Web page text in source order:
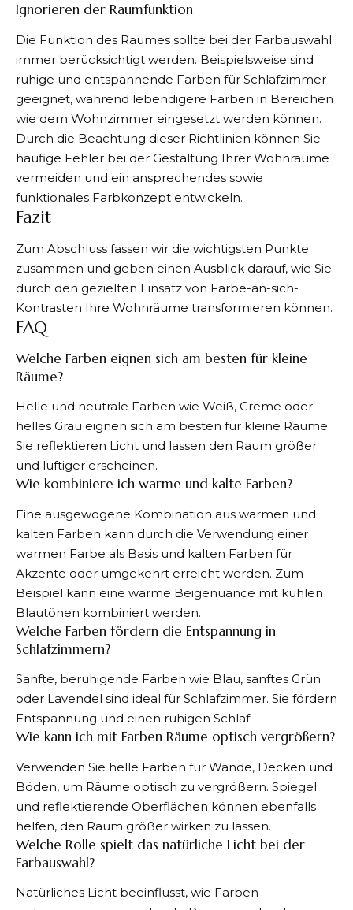
Ignorieren der Raumfunktion
Die Funktion des Raumes sollte bei der Farbauswahl
immer berücksichtigt werden. Beispielsweise sind
ruhige und entspannende Farben für Schlafzimmer
geeignet, während lebendigere Farben in Bereichen
wie dem Wohnzimmer eingesetzt werden können.
Durch die Beachtung dieser Richtlinien können Sie
häufige Fehler bei der Gestaltung Ihrer Wohnräume
vermeiden und ein ansprechendes sowie
funktionales Farbkonzept entwickeln.
Fazit
Zum Abschluss fassen wir die wichtigsten Punkte
zusammen und geben einen Ausblick darauf, wie Sie
durch den gezielten Einsatz von Farbe-an-sich-
Kontrasten Ihre Wohnräume transformieren können.
FAQ
Welche Farben eignen sich am besten für kleine
Räume?
Helle und neutrale Farben wie Weiß, Creme oder
helles Grau eignen sich am besten für kleine Räume.
Sie reflektieren Licht und lassen den Raum größer
und luftiger erscheinen.
Wie kombiniere ich warme und kalte Farben?
Eine ausgewogene Kombination aus warmen und
kalten Farben kann durch die Verwendung einer
warmen Farbe als Basis und kalten Farben für
Akzente oder umgekehrt erreicht werden. Zum
Beispiel kann eine warme Beigenuance mit kühlen
Blautönen kombiniert werden.
Welche Farben fördern die Entspannung in
Schlafzimmern?
Sanfte, beruhigende Farben wie Blau, sanftes Grün
oder Lavendel sind ideal für Schlafzimmer. Sie fördern
Entspannung und einen ruhigen Schlaf.
Wie kann ich mit Farben Räume optisch vergrößern?
Verwenden Sie helle Farben für Wände, Decken und
Böden, um Räume optisch zu vergrößern. Spiegel
und reflektierende Oberflächen können ebenfalls
helfen, den Raum größer wirken zu lassen.
Welche Rolle spielt das natürliche Licht bei der
Farbauswahl?
Natürliches Licht beeinflusst, wie Farben